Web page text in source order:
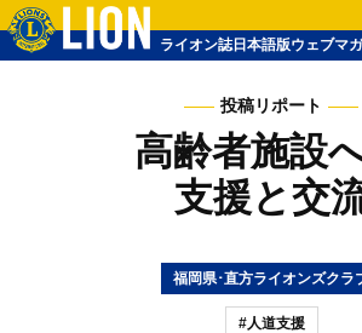
ライオン誌日本語版ウェブマ
投稿リポート
高齢者施設
支援と交
福岡県･直方ライオンズクラ
#人道支援